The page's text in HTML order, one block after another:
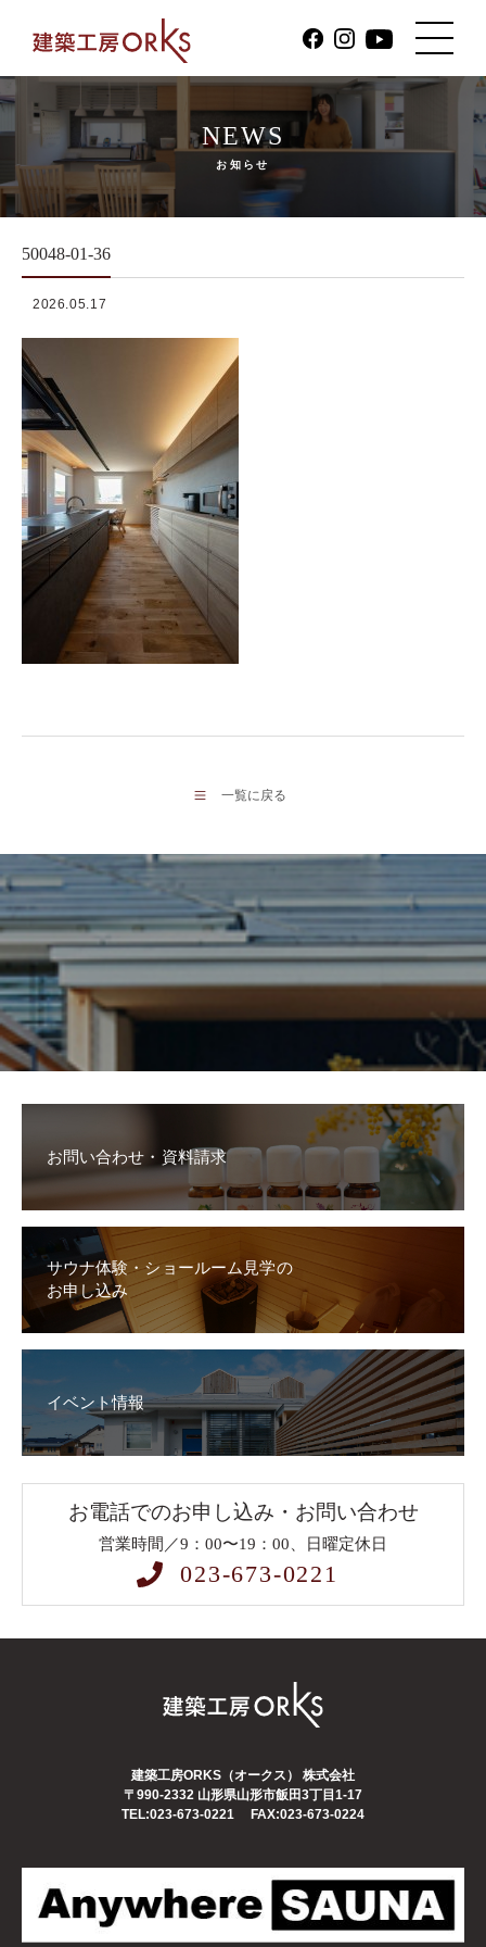
NEWS
お知らせ
50048-01-36
2026.05.17
一覧に戻る
お問い合わせ・資料請求
サウナ体験・ショールーム見学の
お申し込み
イベント情報
お電話でのお申し込み・お問い合わせ
営業時間／9：00〜19：00、日曜定休日
023-673-0221
建築工房ORKS（オークス） 株式会社
〒990-2332 山形県山形市飯田3丁目1-17
TEL:023-673-0221
FAX:023-673-0224